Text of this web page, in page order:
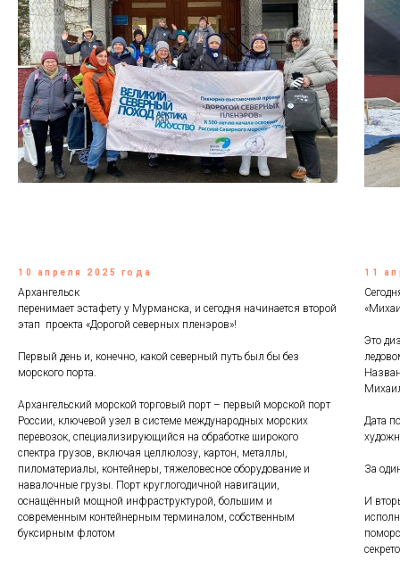
10 апреля 2025 года
Архангельск
перенимает эстафету у Мурманска, и сегодня начинается второй
этап проекта «Дорогой северных пленэров»!
Первый день и, конечно, какой северный путь был бы без
морского порта.
Архангельский морской торговый порт – первый морской порт
России, ключевой узел в системе международных морских
перевозок, специализирующийся на обработке широкого
спектра грузов, включая целлюлозу, картон, металлы,
пиломатериалы, контейнеры, тяжеловесное оборудование и
навалочные грузы. Порт круглогодичной навигации,
оснащённый мощной инфраструктурой, большим и
современным контейнерным терминалом, собственным
буксирным флотом
11
Это
Дата
За
И